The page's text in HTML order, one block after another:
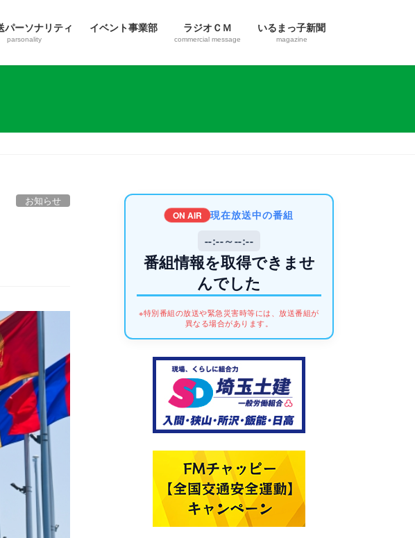
パーソナリティ
parsonality
イベント事業部 ラジオＣＭ
commercial message
いるまっ子新聞
magazine
お知らせ
ON AIR 現在放送中の番組
--:--～--:--
番組情報を取得できませ
んでした
※特別番組の放送や緊急災害時等には、放送番組が
異なる場合があります。